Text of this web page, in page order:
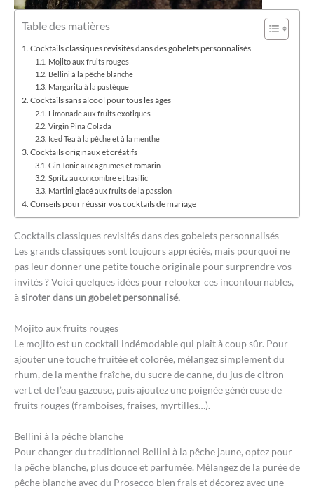
Table des matières
Cocktails classiques revisités dans des gobelets personnalisés
Mojito aux fruits rouges
Bellini à la pêche blanche
Margarita à la pastèque
Cocktails sans alcool pour tous les âges
Limonade aux fruits exotiques
Virgin Pina Colada
Iced Tea à la pêche et à la menthe
Cocktails originaux et créatifs
Gin Tonic aux agrumes et romarin
Spritz au concombre et basilic
Martini glacé aux fruits de la passion
Conseils pour réussir vos cocktails de mariage
Cocktails classiques revisités dans des gobelets personnalisés
Les grands classiques sont toujours appréciés, mais pourquoi ne
pas leur donner une petite touche originale pour surprendre vos
invités ? Voici quelques idées pour relooker ces incontournables,
àsiroter dans un gobelet personnalisé.
Mojito aux fruits rouges
Le mojito est un cocktail indémodable qui plaît à coup sûr. Pour
ajouter une touche fruitée et colorée, mélangez simplement du
rhum, de la menthe fraîche, du sucre de canne, du jus de citron
vert et de l’eau gazeuse, puis ajoutez une poignée généreuse de
fruits rouges (framboises, fraises, myrtilles…).
Bellini à la pêche blanche
Pour changer du traditionnel Bellini à la pêche jaune, optez pour
la pêche blanche, plus douce et parfumée. Mélangez de la purée de
pêche blanche avec du Prosecco bien frais et décorez avec une